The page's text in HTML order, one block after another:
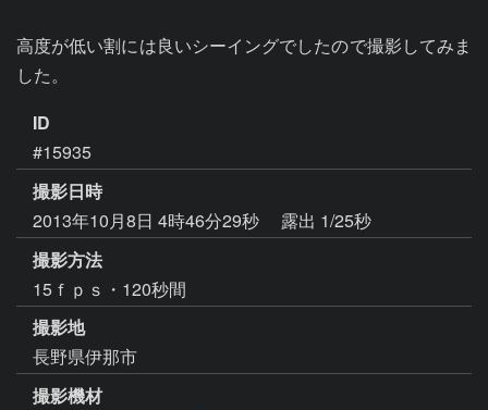
高度が低い割には良いシーイングでしたので撮影してみま
した。
ID
#15935
撮影日時
2013年10月8日 4時46分29秒
露出 1/25秒
撮影方法
15ｆｐｓ・120秒間
撮影地
長野県伊那市
撮影機材